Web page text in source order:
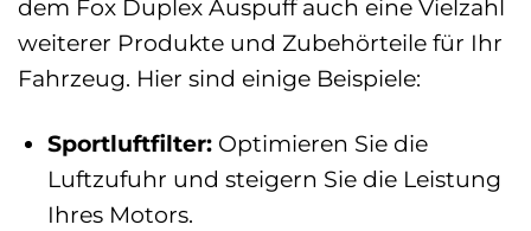
dem Fox Duplex Auspuff auch eine Vielzahl
weiterer Produkte und Zubehörteile für Ihr
Fahrzeug. Hier sind einige Beispiele:
Sportluftfilter:Optimieren Sie die
Luftzufuhr und steigern Sie die Leistung
Ihres Motors.